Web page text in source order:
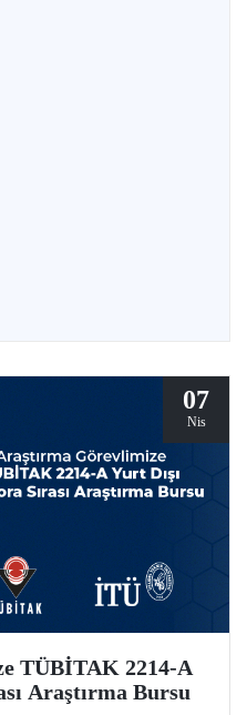
07
Nis
TÜBİTAK 2214-A
Araştırma Bursu